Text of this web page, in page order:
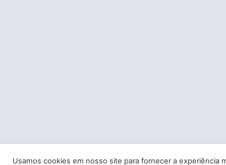
Usamos cookies em nosso site para fornecer a experiência